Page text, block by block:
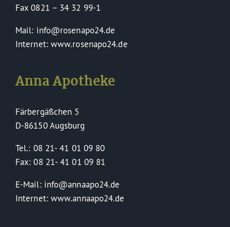
Fax 0821 – 34 32 99-1
Mail: info@rosenapo24.de
Internet: www.rosenapo24.de
Anna Apotheke
Färbergäßchen 5
D-86150 Augsburg
Tel.: 08 21- 41 01 09 80
Fax: 08 21- 41 01 09 81
E-Mail: info@annaapo24.de
Internet: www.annaapo24.de